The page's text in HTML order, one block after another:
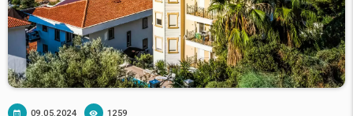
09.05.2024 1259